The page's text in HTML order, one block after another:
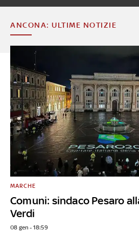
ANCONA: ULTIME NOTIZIE
Comuni: sindaco Pesaro
Verdi
MARCHE
08 gen - 18:59